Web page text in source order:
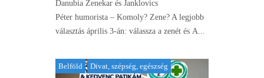
Danubia Zenekar és Janklovics
Péter humorista – Komoly? Zene? A legjobb
választás április 3-án: válassza a zenét és A...
Belföld Divat, szépség, egészség